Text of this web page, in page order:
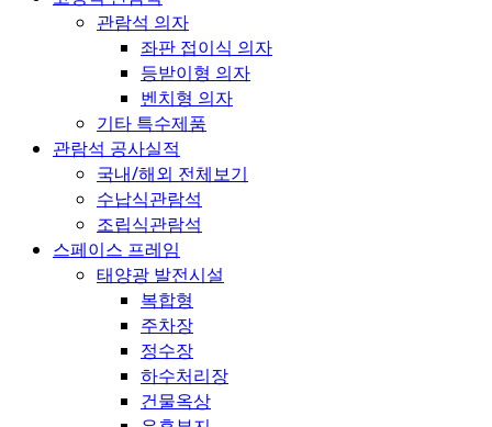
관람석 의자
좌판 접이식 의자
등받이형 의자
벤치형 의자
기타 특수제품
관람석 공사실적
국내/해외 전체보기
수납식관람석
조립식관람석
스페이스 프레임
태양광 발전시설
복합형
주차장
정수장
하수처리장
건물옥상